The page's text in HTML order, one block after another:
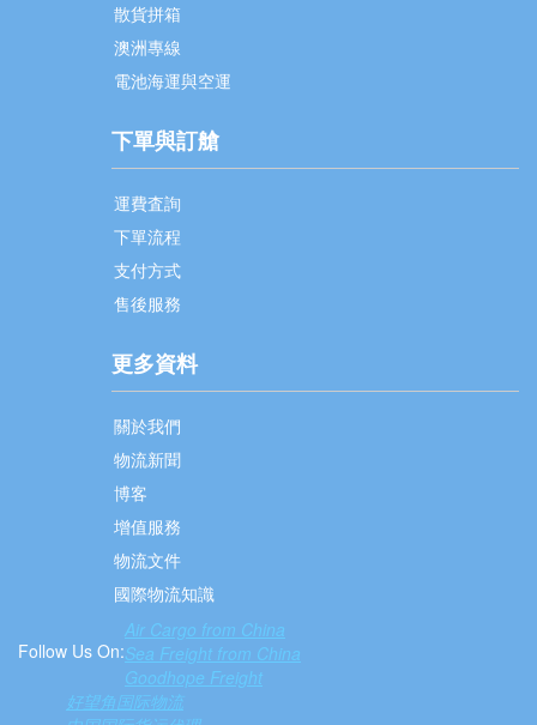
散貨拼箱
澳洲專線
電池海運與空運
下單與訂艙
運費査詢
下單流程
支付方式
售後服務
更多資料
關於我們
物流新聞
博客
增值服務
物流文件
國際物流知識
Follow Us On:
Air Cargo from China
Sea Freight from China
Goodhope Freight
好望角国际物流